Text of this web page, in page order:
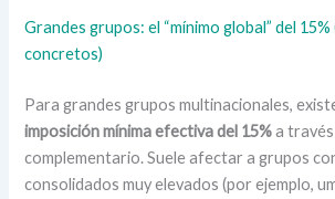
Grandes grupos: el “mínimo global” del
concretos)
Para grandes grupos multinacionales,
imposición mínima efectiva del 15%a
complementario. Suele afectar a grupos
consolidados muy elevados (por ejemplo,